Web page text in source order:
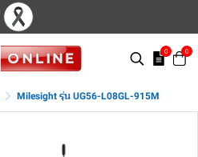
0 0
Milesight รุ่น UG56-L08GL-915M